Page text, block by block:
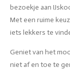
bezoekje aan
Met een ruime
iets lekkers te
Geniet van het
niet af en toe te